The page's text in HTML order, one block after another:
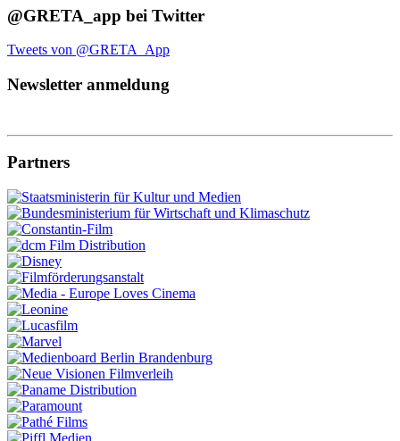
@GRETA_app bei Twitter
Tweets von @GRETA_App
Newsletter anmeldung
Partners